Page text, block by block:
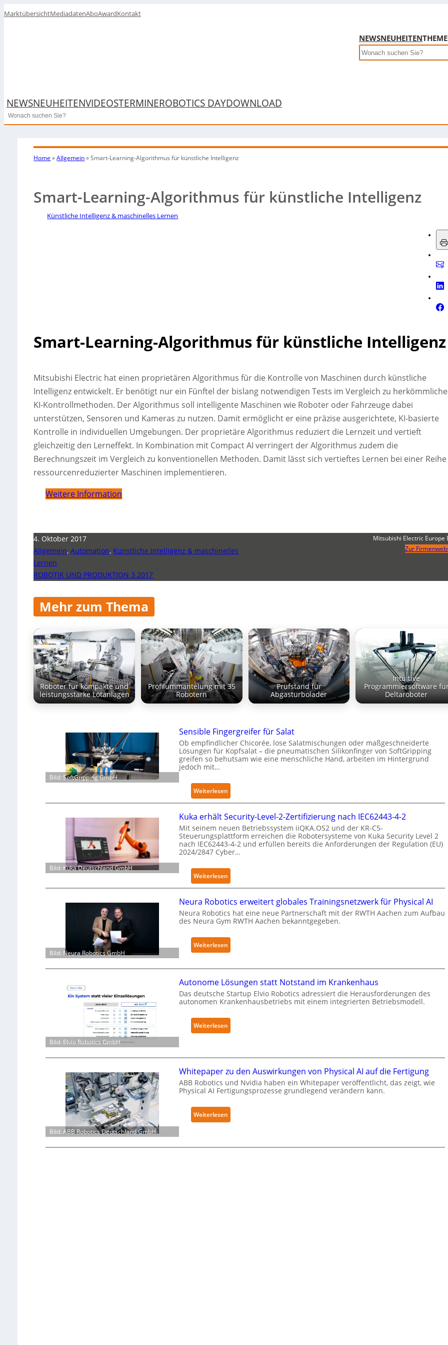
MarktübersichtMediadatenAboAwardKontakt
NEWSNEUHEITEN
Search
NEWSNEUHEITENVIDEOSTERMINEROBOTICS DAYDOWNLOAD
Search
Home »Allgemein»Smart-Learning-Algorithmus für künstliche Intelligenz
Smart-Learning-Algorithmus für künstliche Intelligenz
Künstliche Intelligenz & maschinelles Lernen
Smart-Learning-Algorithmus für künstliche Intelligenz
Mitsubishi Electric hat einen proprietären Algorithmus für die Kontrolle von Maschinen durch künstliche
Intelligenz entwickelt. Er benötigt nur ein Fünftel der bislang notwendigen Tests im Vergleich zu
KI-Kontrollmethoden. Der Algorithmus soll intelligente Maschinen wie Roboter oder Fahrzeuge dabei
unterstützen, Sensoren und Kameras zu nutzen. Damit ermöglicht er eine präzise ausgerichtete, KI-basierte
Kontrolle in individuellen Umgebungen. Der proprietäre Algorithmus reduziert die Lernzeit und vertieft
gleichzeitig den Lerneffekt. In Kombination mit Compact AI verringert der Algorithmus zudem die
Berechnungszeit im Vergleich zu konventionellen Methoden. Damit lässt sich vertieftes Lernen bei einer Reihe
ressourcenreduzierter Maschinen implementieren.
Weitere Information
4. Oktober 2017
Allgemein,Automation, Künstliche Intelligenz & maschinelles
Lernen
ROBOTIK UND PRODUKTION 3 2017
Mitsubishi Electric Europe
Zur
Mehr zum Thema
Roboter für kompakte und
leistungsstarke Lötanlagen
Profilummantelung mit 35
Robotern
Prüfstand für
Abgasturbolader
Intuitive
Programmiersoftware
Deltaroboter
Bild: SoftGripping GmbH
Sensible Fingergreifer für Salat
Ob empfindlicher Chicorée, lose Salatmischungen oder maßgeschneiderte
Lösungen für Kopfsalat – die pneumatischen Silikonfinger von SoftGripping
greifen so behutsam wie eine menschliche Hand, arbeiten im Hintergrund
jedoch mit…
Weiterlesen:
S
n
s
i
b
e
F
n
g
r
g
e
i
f
e
ü
l
a
t
Bild: Kuka Deutschland GmbH
Kuka erhält Security-Level-2-Zertifizierung nach IEC62443-4-2
Mit seinem neuen Betriebssystem iiQKA.OS2 und der KR-C5-
Steuerungsplattform erreichen die Robotersysteme von Kuka Security Level 2
nach IEC62443-4-2 und erfüllen bereits die Anforderungen der Regulation (EU)
2024/2847 Cyber…
Weiterlesen:
K
k
a
r
h
l
t
S
e
r
-
L
e
v
e
2
Bild: Neura Robotics GmbH
Neura Robotics erweitert globales Trainingsnetzwerk für Physical AI
Neura Robotics hat eine neue Partnerschaft mit der RWTH Aachen zum Aufbau
des Neura Gym RWTH Aachen bekanntgegeben.
Weiterlesen:
N
r
a
o
b
i
c
s
e
w
e
Bild: Elvio Robotics GmbH
Autonome Lösungen statt Notstand im Krankenhaus
Das deutsche Startup Elvio Robotics adressiert die Herausforderungen des
autonomen Krankenhausbetriebs mit einem integrierten Betriebsmodell.
Weiterlesen:
A
t
o
e
L
Bild: ABB Robotics Deutschland GmbH
Whitepaper zu den Auswirkungen von Physical AI auf die Fertigung
ABB Robotics und Nvidia haben ein Whitepaper veröffentlicht, das zeigt, wie
Physical AI Fertigungsprozesse grundlegend verändern kann.
Weiterlesen:
W
i